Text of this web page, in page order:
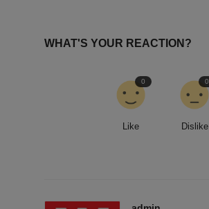
WHAT'S YOUR REACTION?
Like
0
Dislike
0